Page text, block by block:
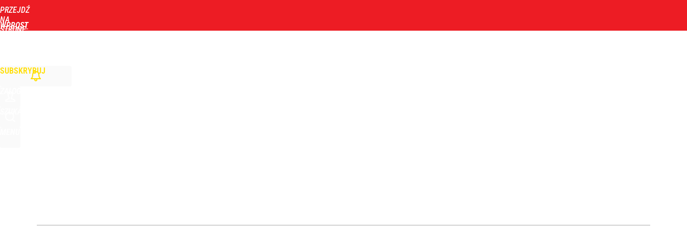
PRZEJDŹ
NA
STRONĘ
WPROST
SUBSKRYBUJ
15